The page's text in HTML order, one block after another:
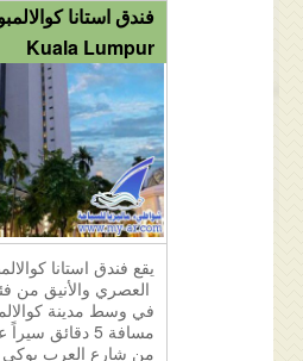
Kuala Lumpur
يقع فندق استانا
في وسط مدينة
مسافة 5 دقائق
من شارع العرب بوكي